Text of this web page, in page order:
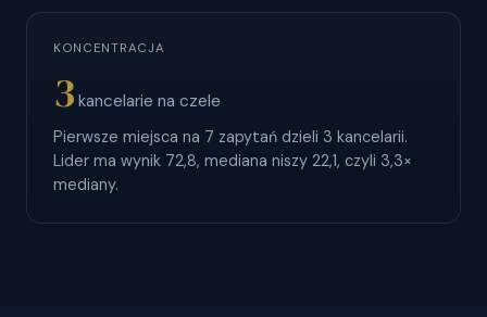
KONCENTRACJA
3 kancelarie na czele
Pierwsze miejsca na 7 zapytań dzieli 3 kancelarii.
Lider ma wynik 72,8, mediana niszy 22,1, czyli 3,3×
mediany.